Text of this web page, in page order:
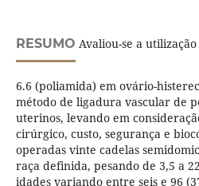
RESUMO Avaliou-se a
6.6 (poliamida) em ovário-
método de ligadura vascular de
uterinos, levando em
cirúrgico, custo, segurança e
operadas vinte cadelas
raça definida, pesando de 3,5 a
idades variando entre seis e 96